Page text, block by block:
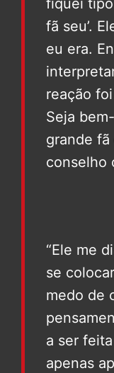
fiquei tipo
fã seu’.
eu era.
reação
Seja
grande
conselho
“Ele me
se
medo de
a ser
apenas